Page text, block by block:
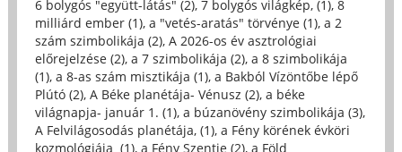
6 bolygós "együtt-látás" (2), 7 bolygós világkép, (1), 8
milliárd ember (1), a "vetés-aratás" törvénye (1), a 2
szám szimbolikája (2), A 2026-os év asztrológiai
előrejelzése (2), a 7 szimbolikája (2), a 8 szimbolikája
(1), a 8-as szám misztikája (1), a Bakból Vízöntőbe lépő
Plútó (2), A Béke planétája- Vénusz (2), a béke
világnapja- január 1. (1), a búzanövény szimbolikája (3),
A Felvilágosodás planétája, (1), a Fény körének évköri
kozmológiája (1), a Fény Szentje (2), a Föld